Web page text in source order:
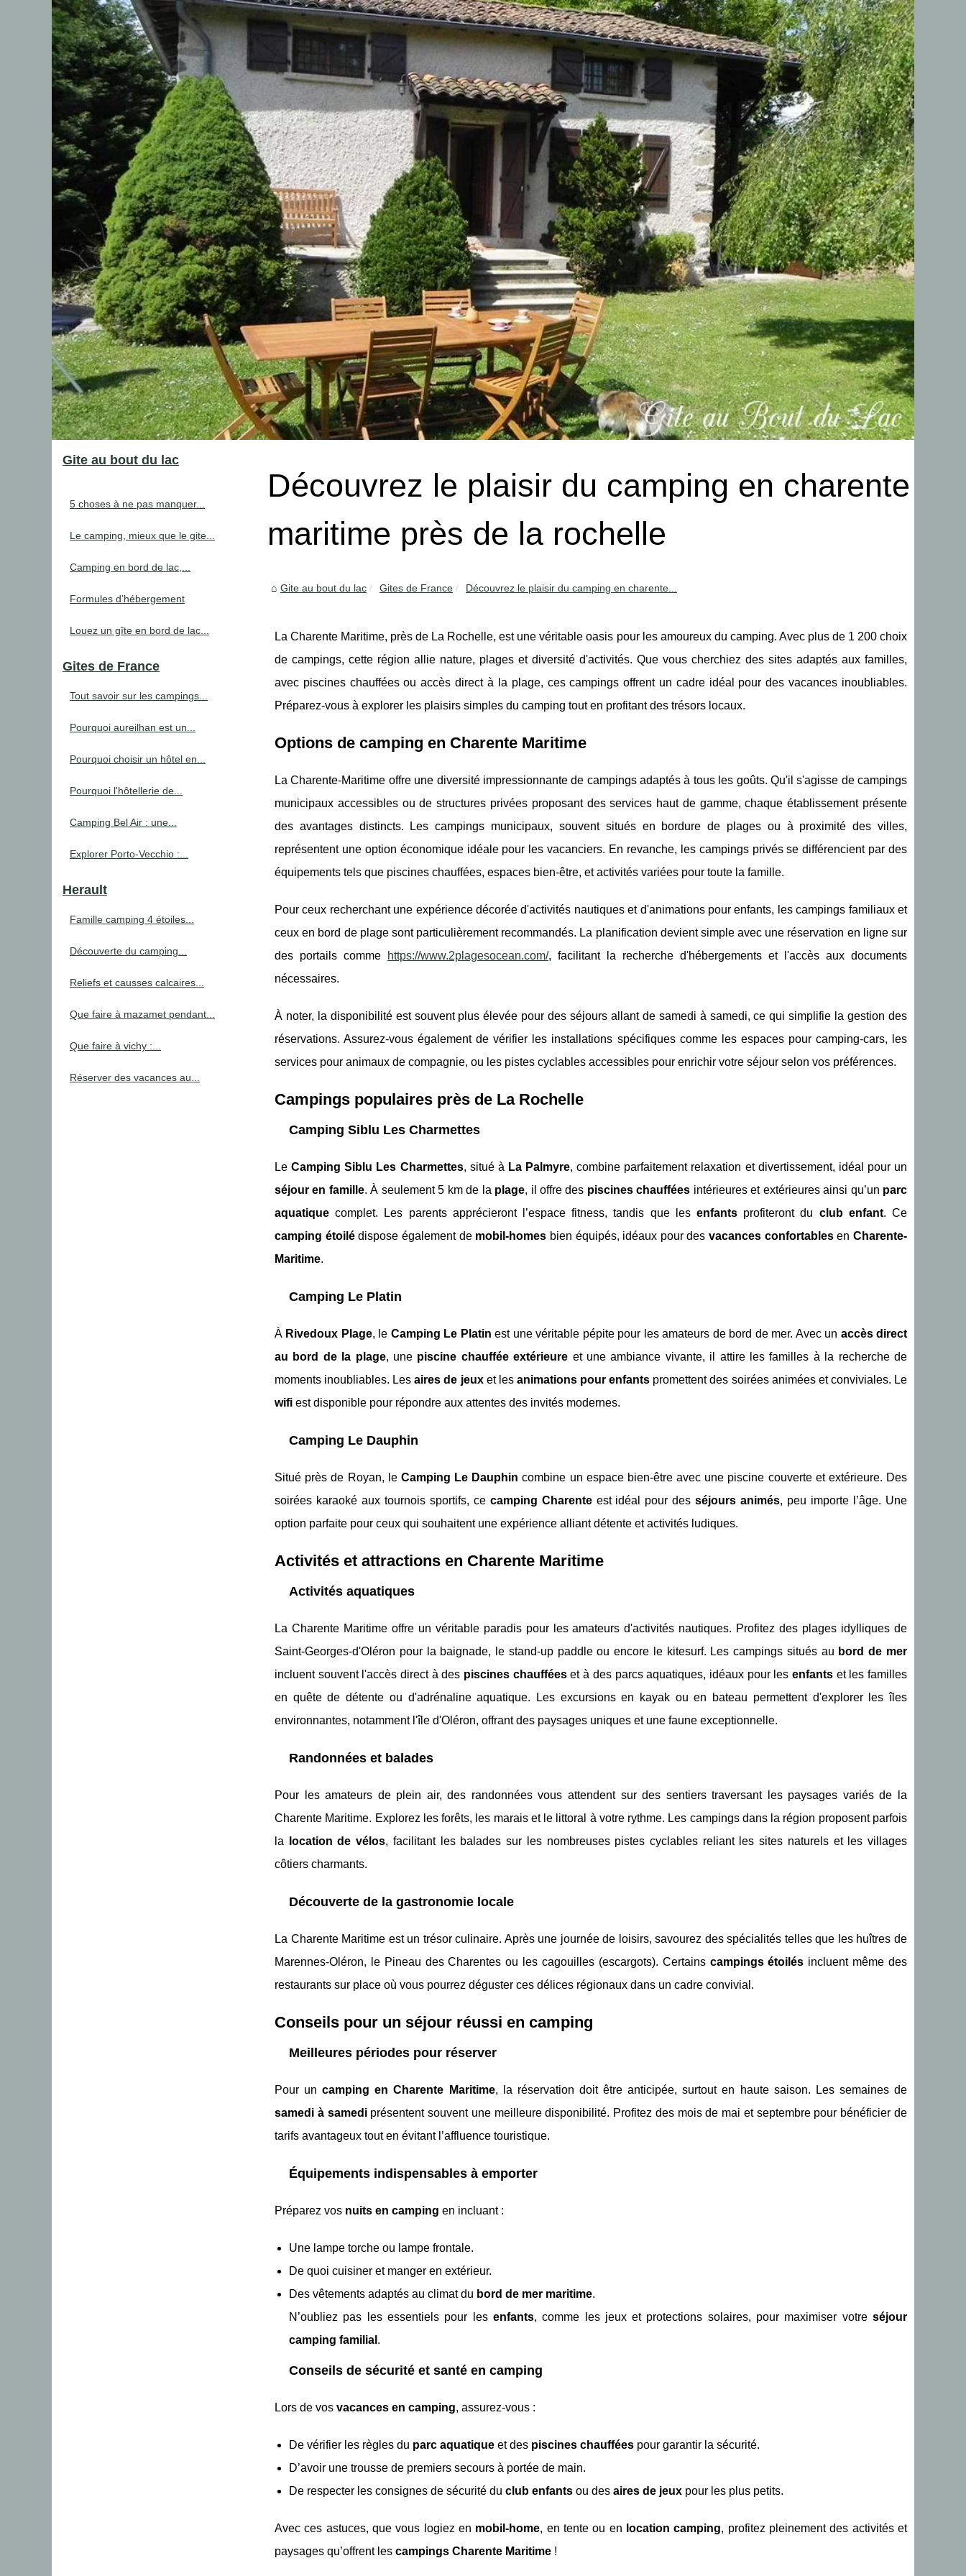
Découvrez le plaisir du camping en charente
maritime près de la rochelle
Gite au bout du lac Gites de France Découvrez le plaisir du camping en charente...
La Charente Maritime, près de La Rochelle, est une véritable oasis pour les amoureux du camping. Avec plus de 1 200 choix
de campings, cette région allie nature, plages et diversité d'activités. Que vous cherchiez des sites adaptés aux familles,
avec piscines chauffées ou accès direct à la plage, ces campings offrent un cadre idéal pour des vacances inoubliables.
Préparez-vous à explorer les plaisirs simples du camping tout en profitant des trésors locaux.
Options de camping en Charente Maritime
La Charente-Maritime offre une diversité impressionnante de campings adaptés à tous les goûts. Qu'il s'agisse de campings
municipaux accessibles ou de structures privées proposant des services haut de gamme, chaque établissement présente
des avantages distincts. Les campings municipaux, souvent situés en bordure de plages ou à proximité des villes,
représentent une option économique idéale pour les vacanciers. En revanche, les campings privés se différencient par des
équipements tels que piscines chauffées, espaces bien-être, et activités variées pour toute la famille.
Pour ceux recherchant une expérience décorée d'activités nautiques et d'animations pour enfants, les campings familiaux et
ceux en bord de plage sont particulièrement recommandés. La planification devient simple avec une réservation en ligne sur
des portails comme
https://www.2plagesocean.com/, facilitant la recherche d'hébergements et l'accès aux documents
nécessaires.
À noter, la disponibilité est souvent plus élevée pour des séjours allant de samedi à samedi, ce qui simplifie la gestion des
réservations. Assurez-vous également de vérifier les installations spécifiques comme les espaces pour camping-cars, les
services pour animaux de compagnie, ou les pistes cyclables accessibles pour enrichir votre séjour selon vos préférences.
Campings populaires près de La Rochelle
Camping Siblu Les Charmettes
LeCamping Siblu Les Charmettes, situé à La Palmyre, combine parfaitement relaxation et divertissement, idéal pour un
séjour en famille. À seulement 5 km de la plage, il offre des piscines chauffées intérieures et extérieures ainsi qu’un parc
aquatique complet. Les parents apprécieront l’espace fitness, tandis que les enfants profiteront du club enfant. Ce
camping étoilédispose également de mobil-homes bien équipés, idéaux pour desvacances confortablesenCharente-
Maritime.
Camping Le Platin
À Rivedoux Plage, le Camping Le Platin est une véritable pépite pour les amateurs de bord de mer. Avec un accès direct
au bord de la plage, une piscine chauffée extérieure et une ambiance vivante, il attire les familles à la recherche de
moments inoubliables. Lesaires de jeuxet les animations pour enfants promettent des soirées animées et conviviales. Le
wifi est disponible pour répondre aux attentes des invités modernes.
Camping Le Dauphin
Situé près de Royan, le Camping Le Dauphin combine un espace bien-être avec une piscine couverte et extérieure. Des
soirées karaoké aux tournois sportifs, ce camping Charenteest idéal pour desséjours animés, peu importe l’âge. Une
option parfaite pour ceux qui souhaitent une expérience alliant détente et activités ludiques.
Activités et attractions en Charente Maritime
Activités aquatiques
La Charente Maritime offre un véritable paradis pour les amateurs d'activités nautiques. Profitez des plages idylliques de
Saint-Georges-d'Oléron pour la baignade, le stand-up paddle ou encore le kitesurf. Les campings situés au bord de mer
incluent souvent l'accès direct à des piscines chaufféeset à des parcs aquatiques, idéaux pour les enfantset les familles
en quête de détente ou d'adrénaline aquatique. Les excursions en kayak ou en bateau permettent d'explorer les îles
environnantes, notamment l'île d'Oléron, offrant des paysages uniques et une faune exceptionnelle.
Randonnées et balades
Pour les amateurs de plein air, des randonnées vous attendent sur des sentiers traversant les paysages variés de la
Charente Maritime. Explorez les forêts, les marais et le littoral à votre rythme. Les campings dans la région proposent parfois
la
location de vélos, facilitant les balades sur les nombreuses pistes cyclables reliant les sites naturels et les villages
côtiers charmants.
Découverte de la gastronomie locale
La Charente Maritime est un trésor culinaire. Après une journée de loisirs, savourez des spécialités telles que les huîtres de
Marennes-Oléron, le Pineau des Charentes ou les cagouilles (escargots). Certains campings étoilés incluent même des
restaurants sur place où vous pourrez déguster ces délices régionaux dans un cadre convivial.
Conseils pour un séjour réussi en camping
Meilleures périodes pour réserver
Pour uncamping en Charente Maritime, la réservation doit être anticipée, surtout en haute saison. Les semaines de
samedi à samediprésentent souvent une meilleure disponibilité. Profitez des mois de mai et septembre pour bénéficier de
tarifs avantageux tout en évitant l’affluence touristique.
Équipements indispensables à emporter
Préparez vos nuits en camping en incluant :
Une lampe torche ou lampe frontale.
De quoi cuisiner et manger en extérieur.
Des vêtements adaptés au climat du bord de mer maritime.
N’oubliez pas les essentiels pour les enfants, comme les jeux et protections solaires, pour maximiser votre séjour
camping familial .
Conseils de sécurité et santé en camping
Lors de vos vacances en camping, assurez-vous :
De vérifier les règles du parc aquatique et des piscines chauffées pour garantir la sécurité.
D’avoir une trousse de premiers secours à portée de main.
De respecter les consignes de sécurité du club enfants ou des aires de jeux pour les plus petits.
Avec ces astuces, que vous logiez en mobil-home, en tente ou en location camping, profitez pleinement des activités et
paysages qu’offrent les campings Charente Maritime !
Gite au bout du lac
5 choses à ne pas manquer...
Le camping, mieux que le gite...
Camping en bord de lac,...
Formules d’hébergement
Louez un gîte en bord de lac...
Gites de France
Tout savoir sur les campings...
Pourquoi aureilhan est un...
Pourquoi choisir un hôtel en...
Pourquoi l'hôtellerie de...
Camping Bel Air : une...
Explorer Porto-Vecchio :...
Herault
Famille camping 4 étoiles...
Découverte du camping...
Reliefs et causses calcaires...
Que faire à mazamet pendant...
Que faire à vichy :...
Réserver des vacances au...